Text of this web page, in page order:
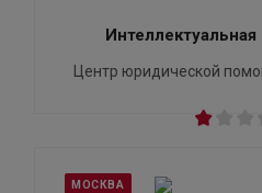
Центр юридической
МОСКВА